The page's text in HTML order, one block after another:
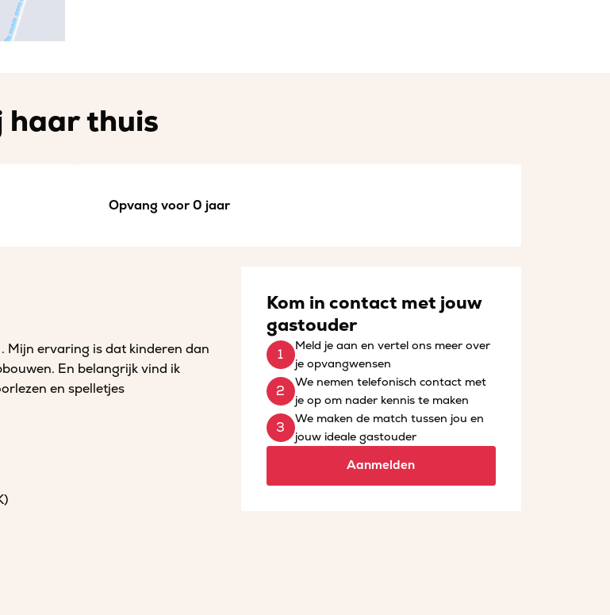
haar thuis
Opvang voor 0 jaar
Mijn ervaring is dat kinderen dan
En belangrijk vind ik
en spelletjes
Kom in contact met jouw
gastouder
Meld je aan en vertel ons meer over
je opvangwensen
We nemen telefonisch contact met
je op om nader kennis te maken
We maken de match tussen jou en
jouw ideale gastouder
Aanmelden